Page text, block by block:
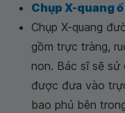
Chụp X-quang
Chụp X-quang
gồm trực tràng,
non. Bác sĩ sẽ
được đưa vào
bao phủ bên